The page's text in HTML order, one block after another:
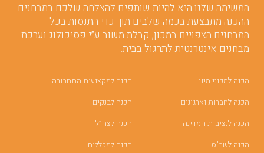
המשימה שלנו היא להיות שותפים להצלחה שלכם במבחנים.
ההכנה מתבצעת בכמה שלבים תוך כדי התנסות בכל
המבחנים הצפויים במכון, קבלת משוב ע”י פסיכולוג וערכת
מבחנים אינטרנטית לתרגול בבית.
הכנה למכוני מיון
הכנה לחברות וארגונים
הכנה לנציבות המדינה
הכנה לשב"ס
הכנה למקצועות התחבורה
הכנה לבנקים
הכנה לצה”ל
הכנה למכללות